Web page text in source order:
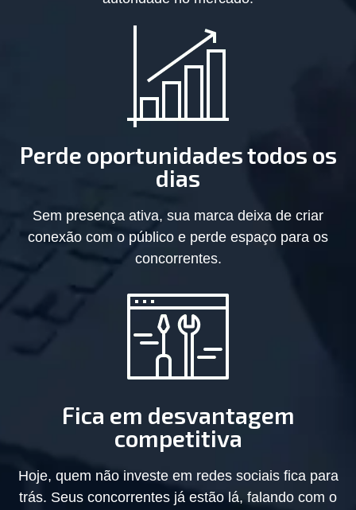
Perde oportunidades todos os
dias
Sem presença ativa, sua marca deixa de criar
conexão com o público e perde espaço para os
concorrentes.
Fica em desvantagem
competitiva
Hoje, quem não investe em redes sociais fica para
trás. Seus concorrentes já estão lá, falando com o